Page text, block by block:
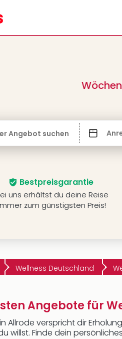
Angebot suchen
Bestpreisgarantie
uns erhältst du deine Reise
zum günstigsten Preis!
Wellness Deutschland
Angebote für
Allrode verspricht dir
willst. Finde dein